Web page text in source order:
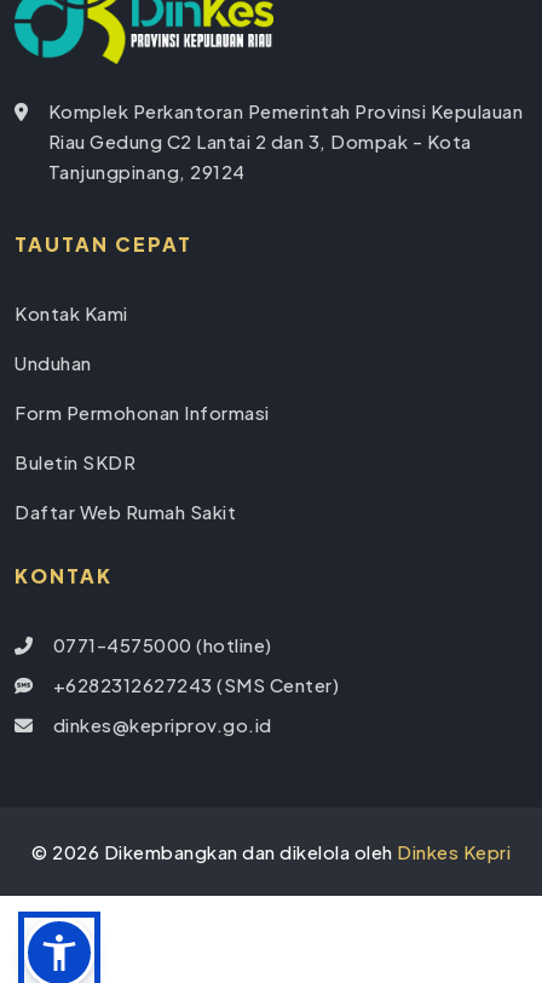
Komplek Perkantoran Pemerintah Provinsi Kepulauan
Riau Gedung C2 Lantai 2 dan 3, Dompak - Kota
Tanjungpinang, 29124
TAUTAN CEPAT
Kontak Kami
Unduhan
Form Permohonan Informasi
Buletin SKDR
Daftar Web Rumah Sakit
KONTAK
0771-4575000 (hotline)
+6282312627243 (SMS Center)
dinkes@kepriprov.go.id
© 2026 Dikembangkan dan dikelola oleh Dinkes Kepri